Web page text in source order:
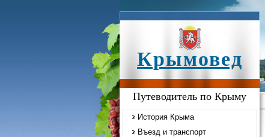
Крымовед
Путеводитель по Крыму
История Крыма
Въезд и транспорт